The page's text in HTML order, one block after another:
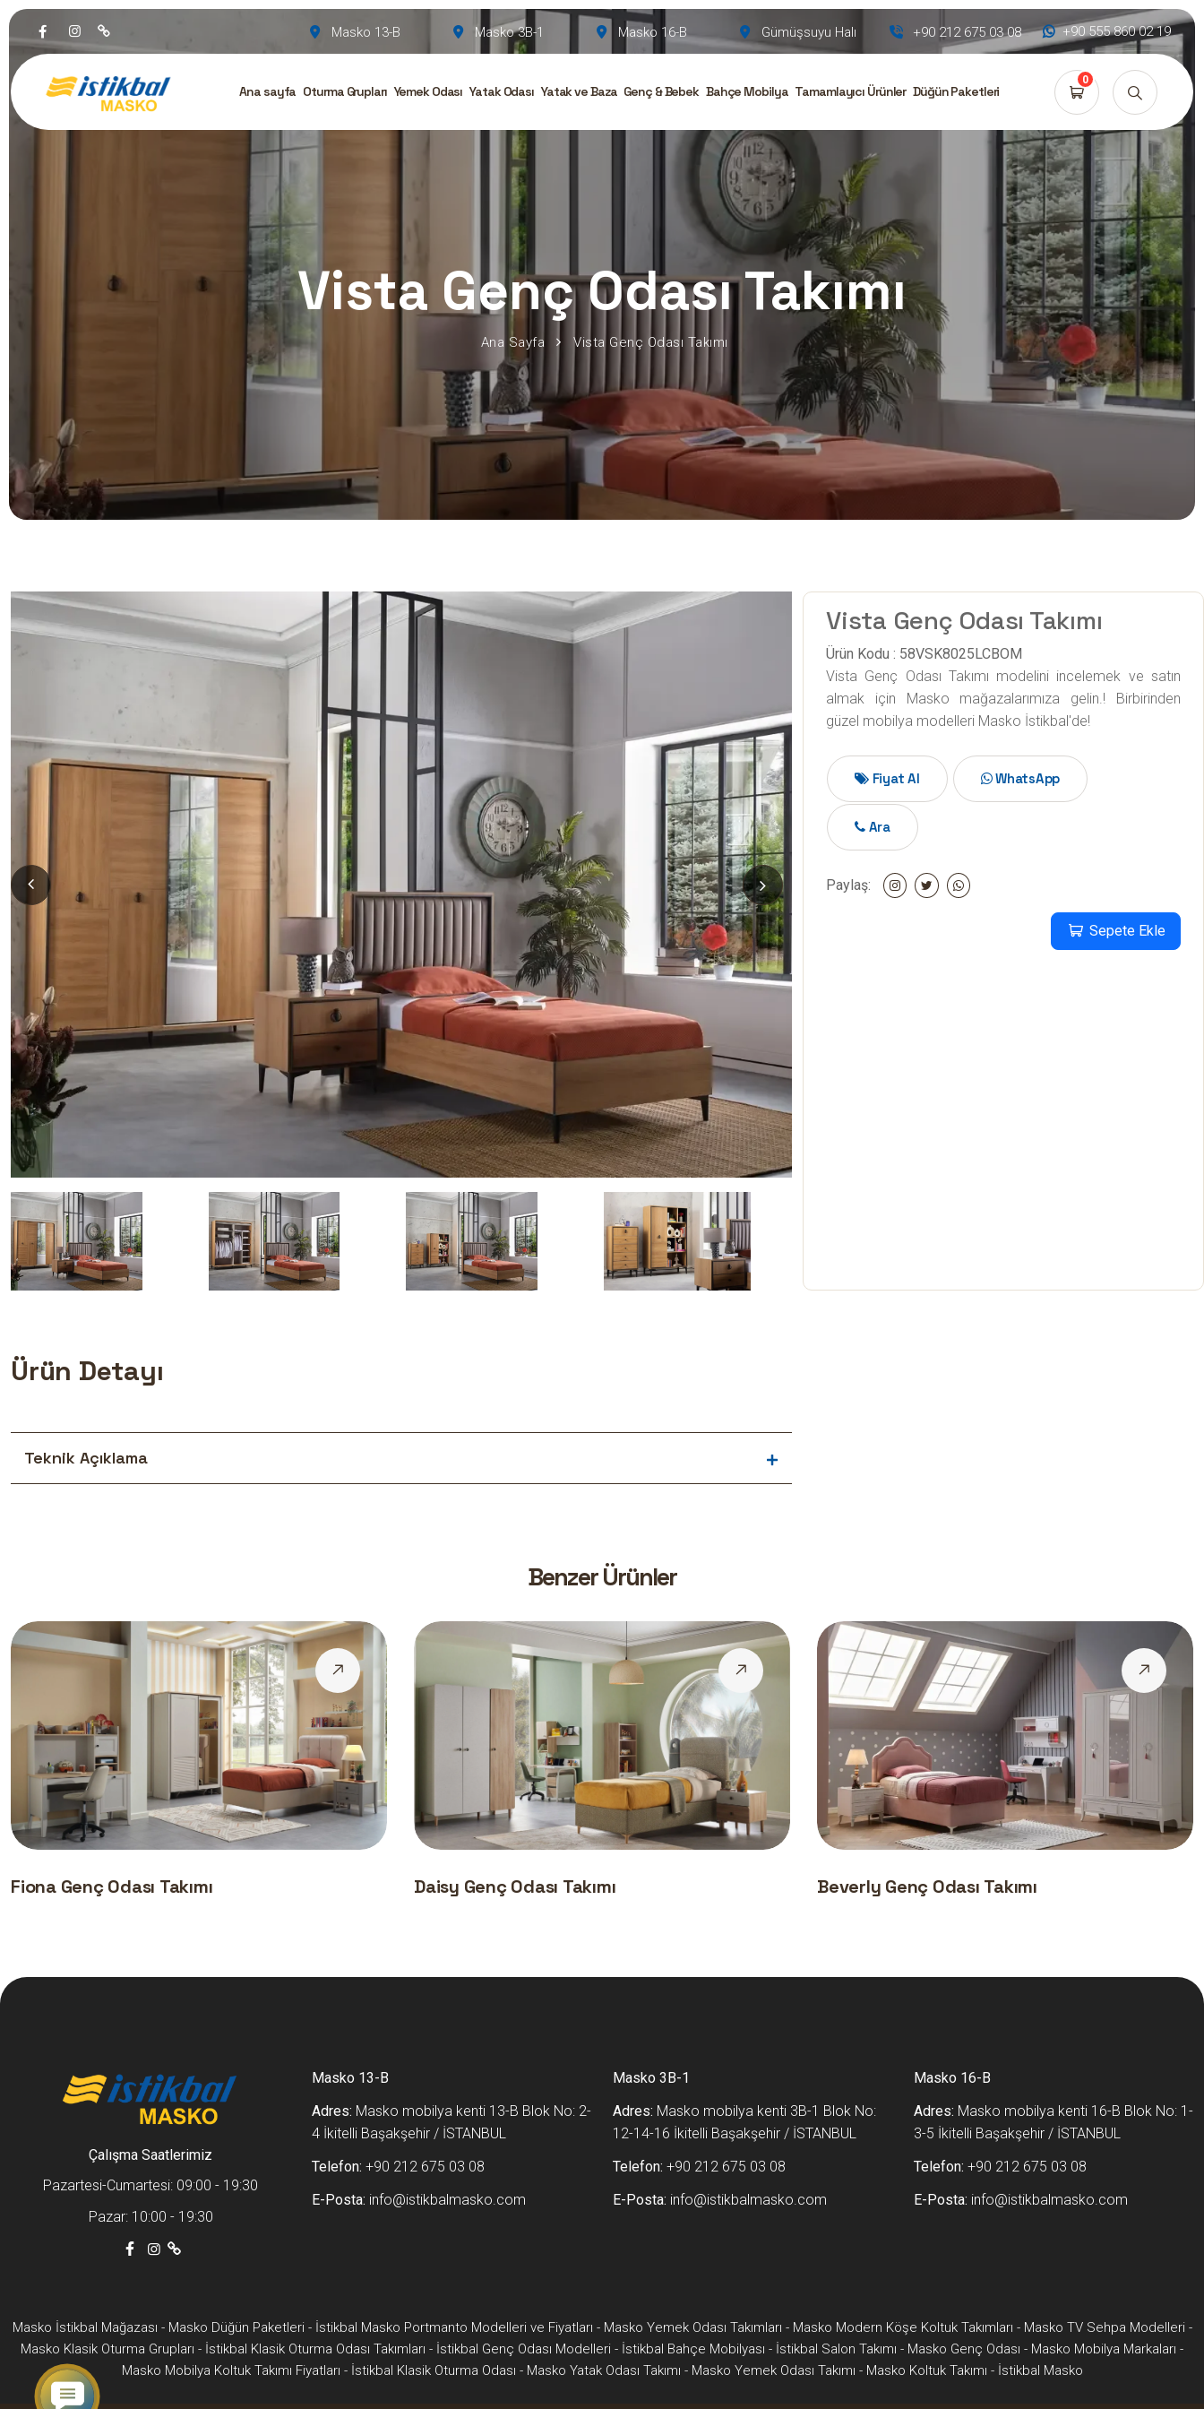
Masko 13-B Masko 3B-1 Masko 16-B Gümüşsuyu Halı +90 212 675 03 08 +90 555 860 02 19
Ana sayfa Oturma Grupları Yemek Odası Yatak Odası Yatak ve Baza Genç & Bebek Bahçe Mobilya Tamamlayıcı Ürünler Düğün Paketleri
0
Vista Genç Odası Takımı
Ana Sayfa Vista Genç Odası Takımı
Vista Genç Odası Takımı
Ürün Kodu : 58VSK8025LCBOM
Vista Genç Odası Takımı modelini incelemek ve satın
almak için Masko mağazalarımıza gelin.! Birbirinden
güzel mobilya modelleri Masko İstikbal'de!
Fiyat Al WhatsApp
Ara
Paylaş:
Sepete Ekle
Ürün Detayı
Teknik Açıklama
Benzer Ürünler
Fiona Genç Odası Takımı Daisy Genç Odası Takımı Beverly Genç Odası Takımı
Çalışma Saatlerimiz
Pazartesi-Cumartesi: 09:00 - 19:30
Pazar: 10:00 - 19:30
Masko 13-B
Adres: Masko mobilya kenti 13-B Blok No: 2-
4 İkitelli Başakşehir / İSTANBUL
Telefon: +90 212 675 03 08
E-Posta: info@istikbalmasko.com
Masko 3B-1
Adres: Masko mobilya kenti 3B-1 Blok No:
12-14-16 İkitelli Başakşehir / İSTANBUL
Telefon: +90 212 675 03 08
E-Posta: info@istikbalmasko.com
Masko 16-B
Adres: Masko mobilya kenti 16-B Blok No: 1-
3-5 İkitelli Başakşehir / İSTANBUL
Telefon: +90 212 675 03 08
E-Posta: info@istikbalmasko.com
Masko İstikbal Mağazası - Masko Düğün Paketleri- İstikbal Masko Portmanto Modelleri ve Fiyatları - Masko Yemek Odası Takımları - Masko Modern Köşe Koltuk Takımları - Masko TV Sehpa Modelleri-
Masko Klasik Oturma Grupları - İstikbal Klasik Oturma Odası Takımları - İstikbal Genç Odası Modelleri - İstikbal Bahçe Mobilyası - İstikbal Salon Takımı - Masko Genç Odası - Masko Mobilya Markaları -
Masko Mobilya Koltuk Takımı Fiyatları - İstikbal Klasik Oturma Odası - Masko Yatak Odası Takımı - Masko Yemek Odası Takımı - Masko Koltuk Takımı - İstikbal Masko